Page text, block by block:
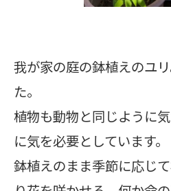
我が家の庭の鉢植えのユ
た。
植物も動物と同じように
に気を必要としています。
鉢植えのまま季節に応じ